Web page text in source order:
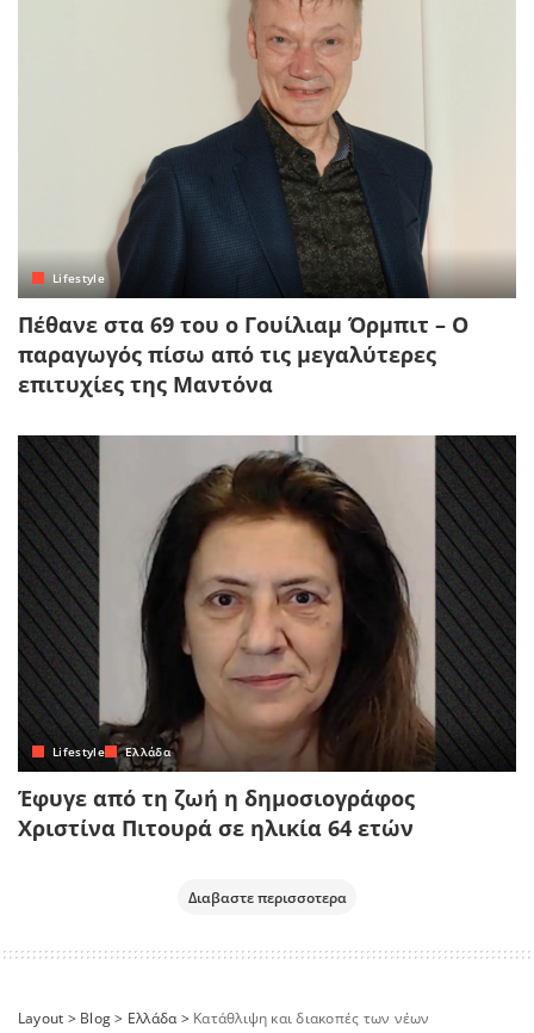
Lifestyle
Πέθανε στα 69 του ο Γουίλιαμ Όρμπιτ – Ο
παραγωγός πίσω από τις μεγαλύτερες
επιτυχίες της Μαντόνα
Lifestyle Ελλάδα
Έφυγε από τη ζωή η δημοσιογράφος
Χριστίνα Πιτουρά σε ηλικία 64 ετών
Διαβαστε περισσοτερα
Layout > Blog> Ελλάδα> Κατάθλιψη και διακοπές των νέων